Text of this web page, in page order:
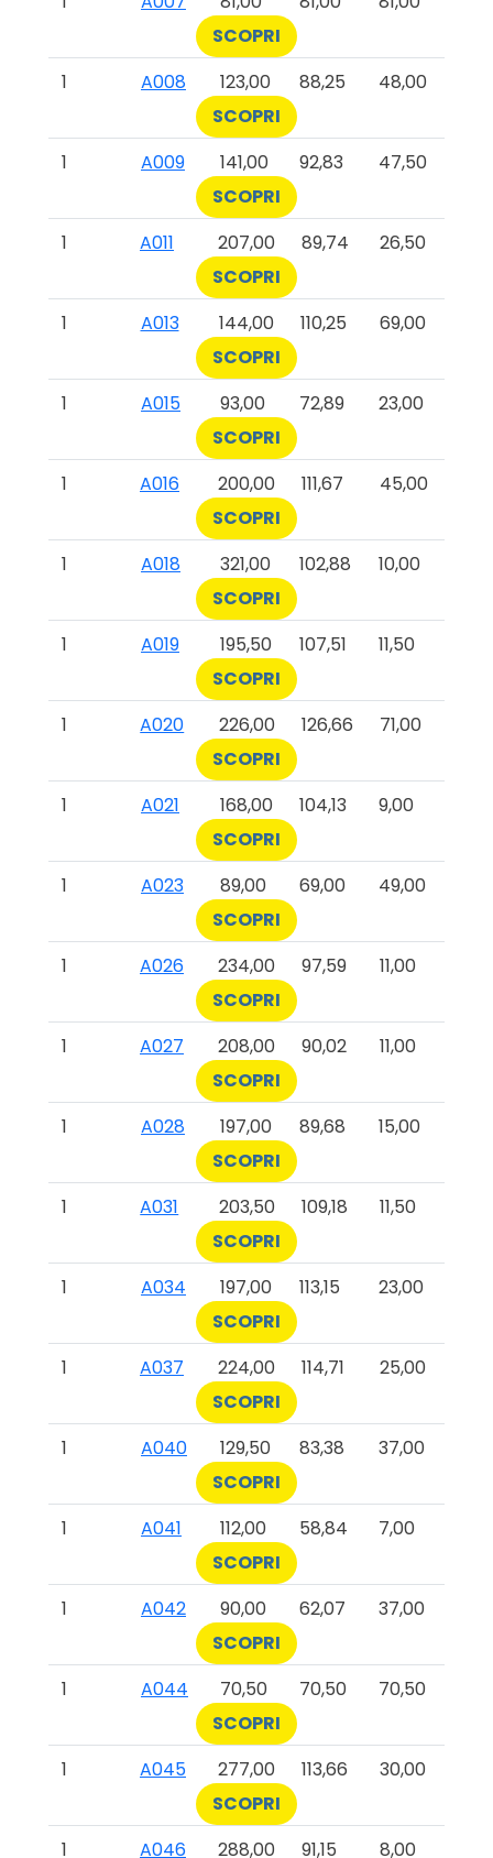
SCOPRI
1
A008 123,00 88,25
48,00
SCOPRI
1
A009 141,00 92,83
47,50
SCOPRI
1
A011 207,00 89,74
26,50
SCOPRI
1
A013 144,00 110,25
69,00
SCOPRI
1
A015 93,00 72,89
23,00
SCOPRI
1
A016 200,00 111,67
45,00
SCOPRI
1
A018 321,00 102,88
10,00
SCOPRI
1
A019 195,50 107,51
11,50
SCOPRI
1
A020 226,00 126,66
71,00
SCOPRI
1
A021 168,00 104,13
9,00
SCOPRI
1
A023 89,00 69,00
49,00
SCOPRI
1
A026 234,00 97,59
11,00
SCOPRI
1
A027 208,00 90,02
11,00
SCOPRI
1
A028 197,00 89,68
15,00
SCOPRI
1
A031 203,50 109,18
11,50
SCOPRI
1
A034 197,00 113,15
23,00
SCOPRI
1
A037 224,00 114,71
25,00
SCOPRI
1
A040 129,50 83,38
37,00
SCOPRI
1
A041 112,00 58,84
7,00
SCOPRI
1
A042 90,00 62,07
37,00
SCOPRI
1
A044 70,50 70,50
70,50
SCOPRI
1
A045 277,00 113,66
30,00
SCOPRI
1
A046 288,00 91,15 8,00